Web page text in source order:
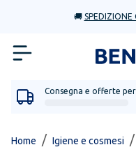
🚚
Consegna e offerte per
Home / Igiene e cosmesi /